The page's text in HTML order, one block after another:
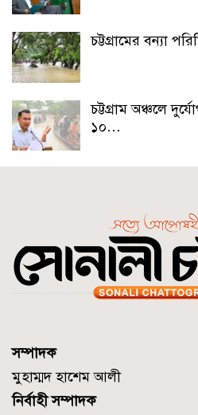
চট্টগ্রামের বন্যা
চট্টগ্রাম অঞ্চলে
১০…
সম্পাদক
মুহাম্মদ হাশেম আলী
নির্বাহী সম্পাদক